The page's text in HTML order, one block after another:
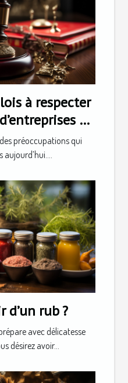
à respecter
en
préoccupations qui
rub ?
avec délicatesse
désirez avoir...